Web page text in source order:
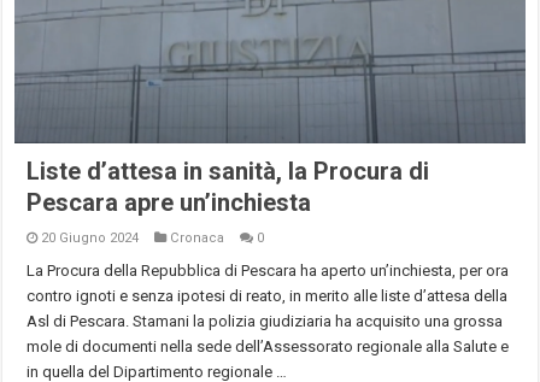
Liste d’attesa in sanità, la Procura di
Pescara apre un’inchiesta
20 Giugno 2024 Cronaca 0
La Procura della Repubblica di Pescara ha aperto un’inchiesta, per ora
contro ignoti e senza ipotesi di reato, in merito alle liste d’attesa della
Asl di Pescara. Stamani la polizia giudiziaria ha acquisito una grossa
mole di documenti nella sede dell’Assessorato regionale alla Salute e
in quella del Dipartimento regionale …